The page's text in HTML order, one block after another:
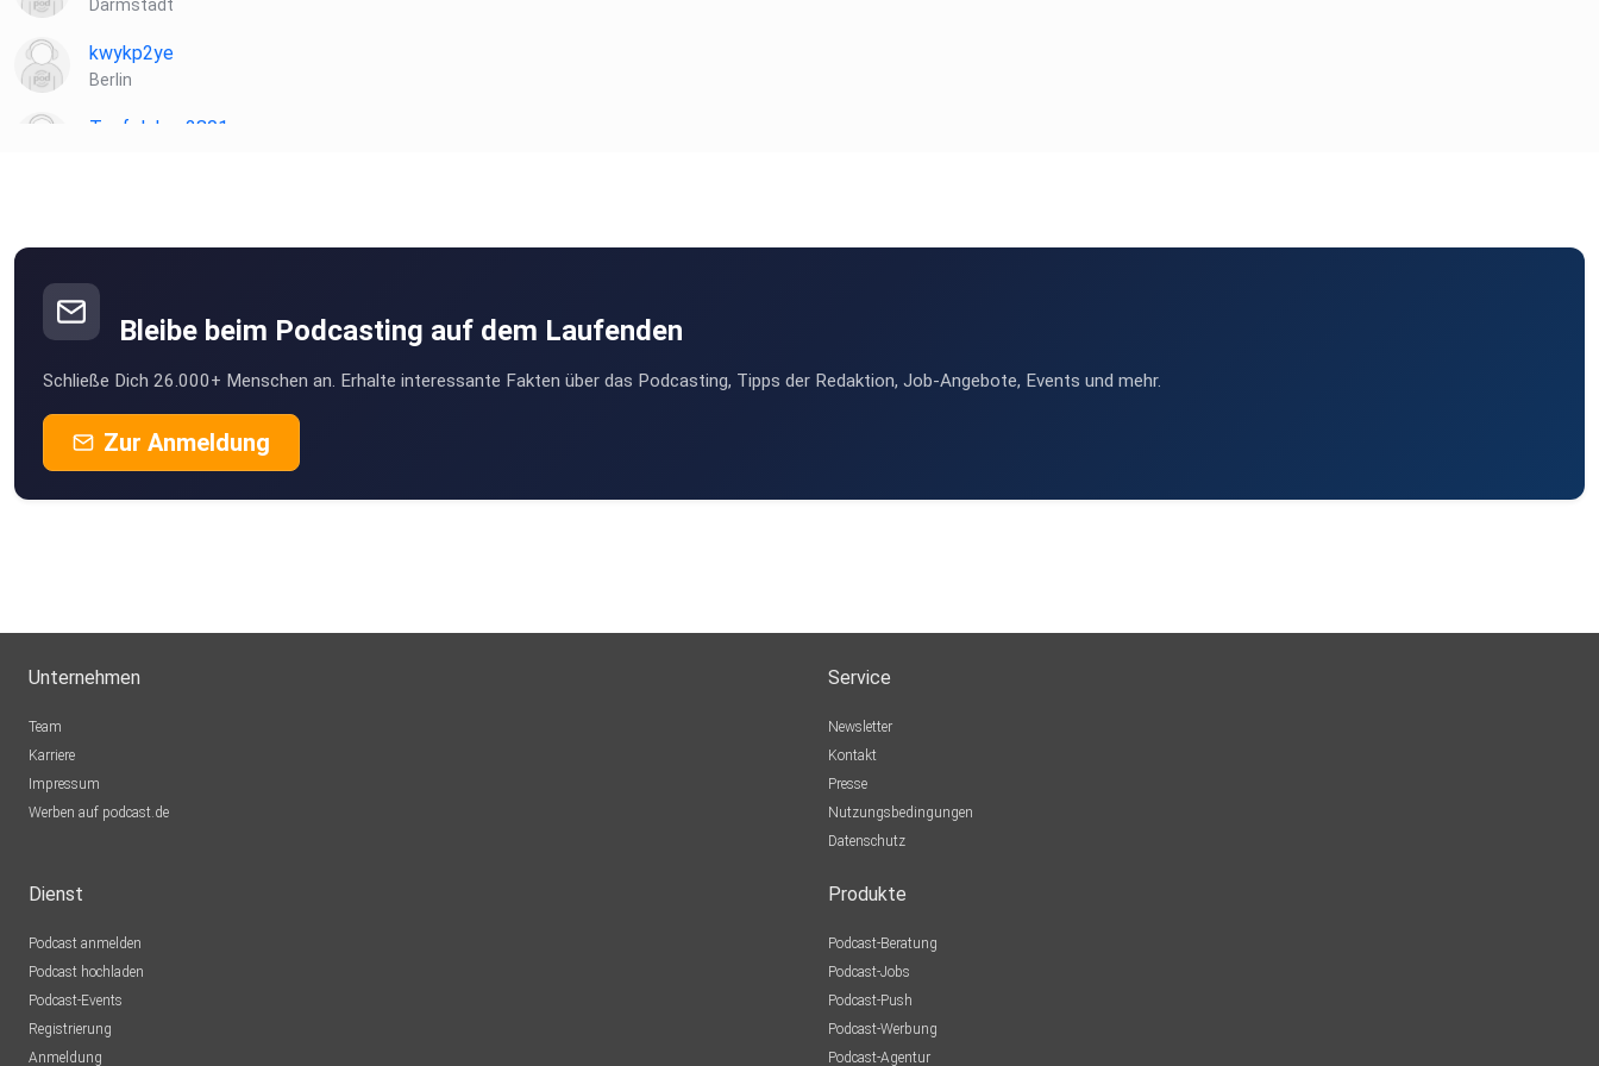
Darmstadt
kwykp2ye
Berlin
Teufelchen2801
Hasikasi
Hannover
pjqzlkza
schoelli
gllc5tb2
jtlux63
DirSa
Rodgau
Frdbtln
Kaltenkirchen
Bleibe beim Podcasting auf dem Laufenden
Schließe Dich 26.000+ Menschen an. Erhalte interessante Fakten über das Podcasting, Tipps der Redaktion, Job-Angebote, Events und mehr.
Zur Anmeldung
Unternehmen
Team
Karriere
Impressum
Werben auf podcast.de
Service
Newsletter
Kontakt
Presse
Nutzungsbedingungen
Datenschutz
Dienst
Podcast anmelden
Podcast hochladen
Podcast-Events
Registrierung
Anmeldung
Produkte
Podcast-Beratung
Podcast-Jobs
Podcast-Push
Podcast-Werbung
Podcast-Agentur